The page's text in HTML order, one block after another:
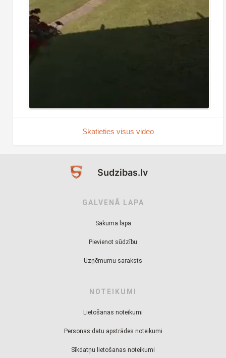
Skatieties visus video
Sudzibas.lv
GALVENĀ LAPA
Sākuma lapa
Pievienot sūdzību
Uzņēmumu saraksts
NOTEIKUMI
Lietošanas noteikumi
Personas datu apstrādes noteikumi
Sīkdatņu lietošanas noteikumi